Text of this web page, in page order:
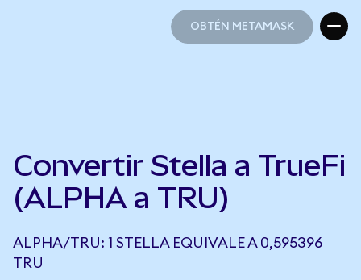
OBTÉN METAMASK
Convertir Stella a TrueFi
(ALPHA a TRU)
ALPHA/TRU: 1 STELLA EQUIVALE A 0,595396
TRU